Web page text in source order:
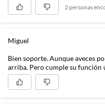
2 personas
Miguel
Bien soporte. Aunque aveces
arriba. Pero cumple su función